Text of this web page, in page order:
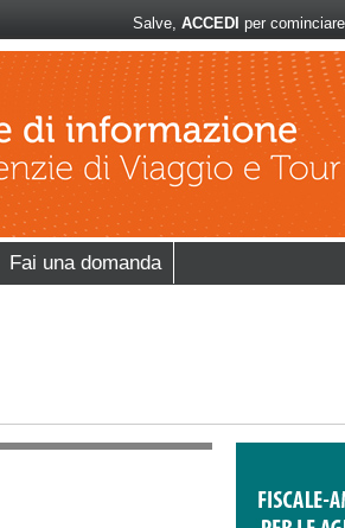
Salve, ACCEDI per
Fai una domanda